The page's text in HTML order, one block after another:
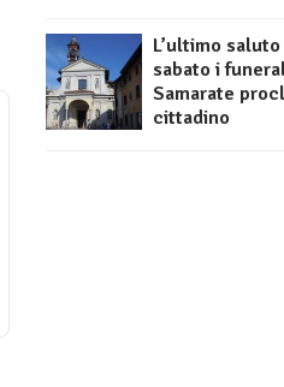
L’ultimo
sabato i
Samarate
cittadino